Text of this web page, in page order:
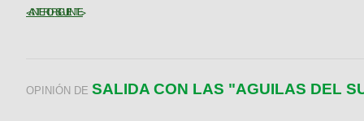
< ANTERIORSIGUIENTE >
OPINIÓN DE SALIDA CON LAS "AGUILAS DEL